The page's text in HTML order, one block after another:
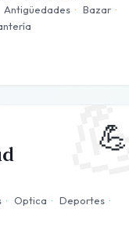
Antigüedades · Bazar ·
💪
💪
· Optica · Deportes ·